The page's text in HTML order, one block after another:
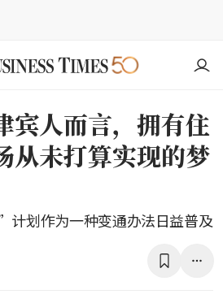
宾人而言，拥有住
从未打算实现的梦
划作为一种变通办法日益普及